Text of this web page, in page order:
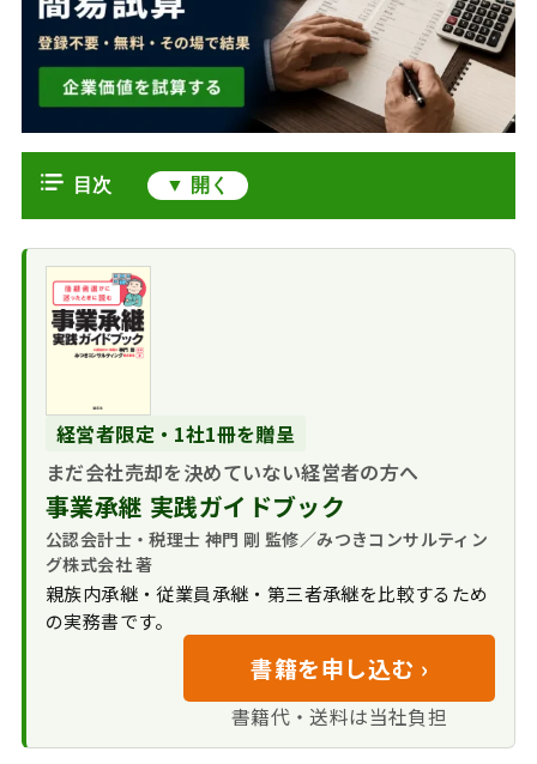
目次
いへ転じた構造変化
ンドの追い風
後継者不在で出口
を探すオーナー企業の
増加
大手チェーンの多業態化と海外展開
が変える譲受の地図
ラーメン業態の寡
占余地とブランド取り
込み
国内縮小をにらん
だ海外フットプリント
背景
譲渡オーナーと譲受企業がM&Aで得
る価値と向き合う課題
売主が手にする利
点と負担
略と抱えるリスク
ブランド再現性と単価効率が決める
外食企業の譲渡価格
る年買法と株式評価の
基本
客単価・店舗網・
業態人気が映す稼ぐ力
属人性とマニュア
マスターフランチャイズ契約とセン
トラルキッチンの承継で押さえる実務
く飲食店営業許可と届
出の引き継ぎ
のれん分けの夢を形にしたワインバ
アーリーリタイア
を望む前社長の思い
セントラルキッチンと店舗網を見極
経営者限定・1社1冊を贈呈
まだ会社売却を決めていない経営者の方へ
事業承継 実践ガイドブック
公認会計士・税理士 神門 剛 監修／みつきコンサルティン
グ株式会社 著
親族内承継・従業員承継・第三者承継を比較するため
の実務書です。
書籍を申し込む ›
書籍代・送料は当社負担